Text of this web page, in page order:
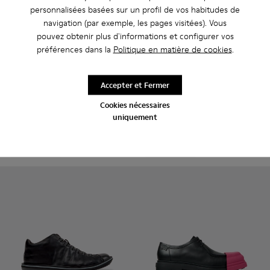
personnalisées basées sur un profil de vos habitudes de
navigation (par exemple, les pages visitées). Vous
pouvez obtenir plus d'informations et configurer vos
préférences dans la Politique en matière de cookies.
Cookies nécessaires
uniquement
Accepter et Fermer
Junction - K100956-012 - Mocassins en cuir noir pour
Junction - K100956-014 - Mocassins en cuir noir
Junction - K100956-010
Junction - K100956-009 -
Junction - K100956-004
Junction - K100956-003
Pix Berlin - K101051-004 -
Pix Berlin - K101051-
Pix Berlin
190 €